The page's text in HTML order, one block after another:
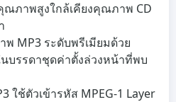
ณภาพสูงใกล้เคียงคุณภาพ CD
MP3 ระดับพรีเมียมด้วย
บรรดาชุดค่าตั้งล่วงหน้าที่พบ
ใช้ตัวเข้ารหัส MPEG-1 Layer